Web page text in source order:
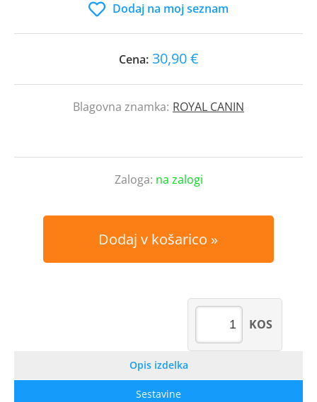
Dodaj na moj seznam
Cena: 30,90 €
Blagovna znamka: ROYAL CANIN
Zaloga: na zalogi
Dodaj v košarico
KOS
Opis izdelka
Sestavine